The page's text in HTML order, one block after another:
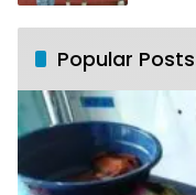
Popular Posts